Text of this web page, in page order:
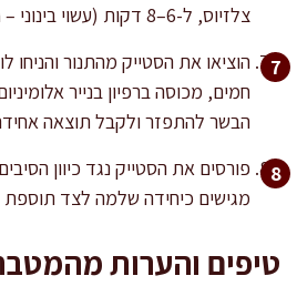
צלזיוס, ל-6–8 דקות (עשוי בינוני – rare-medium).
חמים, מכוסה ברפיון בנייר
הבשר להתפזר ולקבל תוצאה
פורסים את הסטייק נגד כיוון
מגישים כיחידה שלמה לצד
טיפים והערות